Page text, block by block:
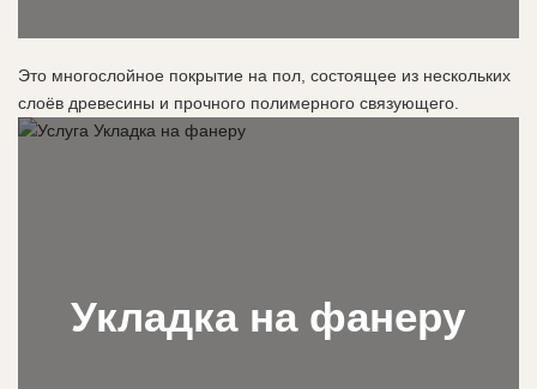
Это многослойное покрытие на пол, состоящее из нескольких
слоёв древесины и прочного полимерного связующего.
Укладка на фанеру